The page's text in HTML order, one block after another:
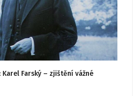
Karel Farský – zjištění vážné